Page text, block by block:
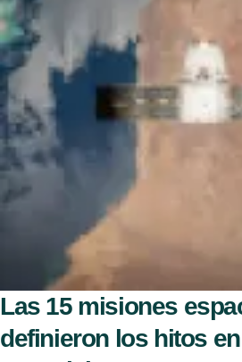
Las 15 misiones
definieron los hitos